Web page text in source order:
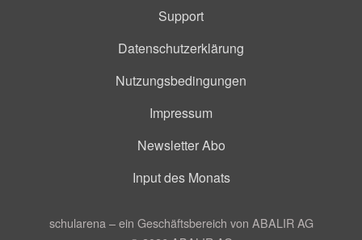
Support
Datenschutzerklärung
Nutzungsbedingungen
Impressum
Newsletter Abo
Input des Monats
schularena – ein Geschäftsbereich von ABALIR AG